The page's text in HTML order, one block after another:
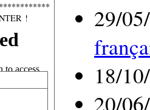
!
29/
18/
20/